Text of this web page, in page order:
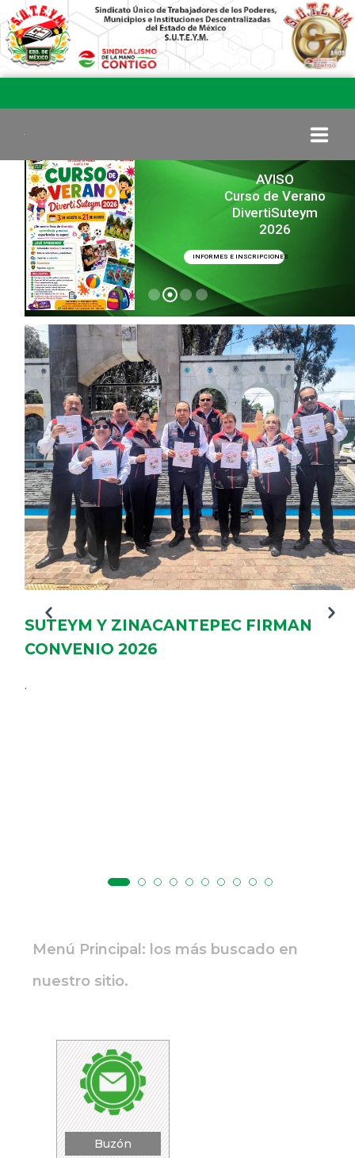
INICIO
COMITÉ EJECUTIVO
COMISIÓN DE VIGILANCIA
SECCIONES
DELEGACIONES
COORDINADORES
TRANSPARENCIA
INFORMES E INSCRIPCIONES
AVISO
Curso de Verano
DivertiSuteym
2026
SUTEYM Y ZINACANTEPEC FIRMAN
CONVENIO 2026
.
Menú Principal: los más buscado en
nuestro sitio.
Buzón